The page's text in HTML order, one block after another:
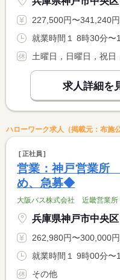
227,500円〜341,240円 ※フルタイム求人の場合
就業時間１ 8時30分〜
土曜日，日曜日，祝日
求人詳細を
ハローワーク求人（掲載元：布施
正社員
営業：神戸営業
め、急募◆
大阪バス株式会社 近畿営業所
兵庫県神戸市中央区
262,980円〜300,000円 ※フルタイム求人の場合
就業時間１ 9時00分〜
その他